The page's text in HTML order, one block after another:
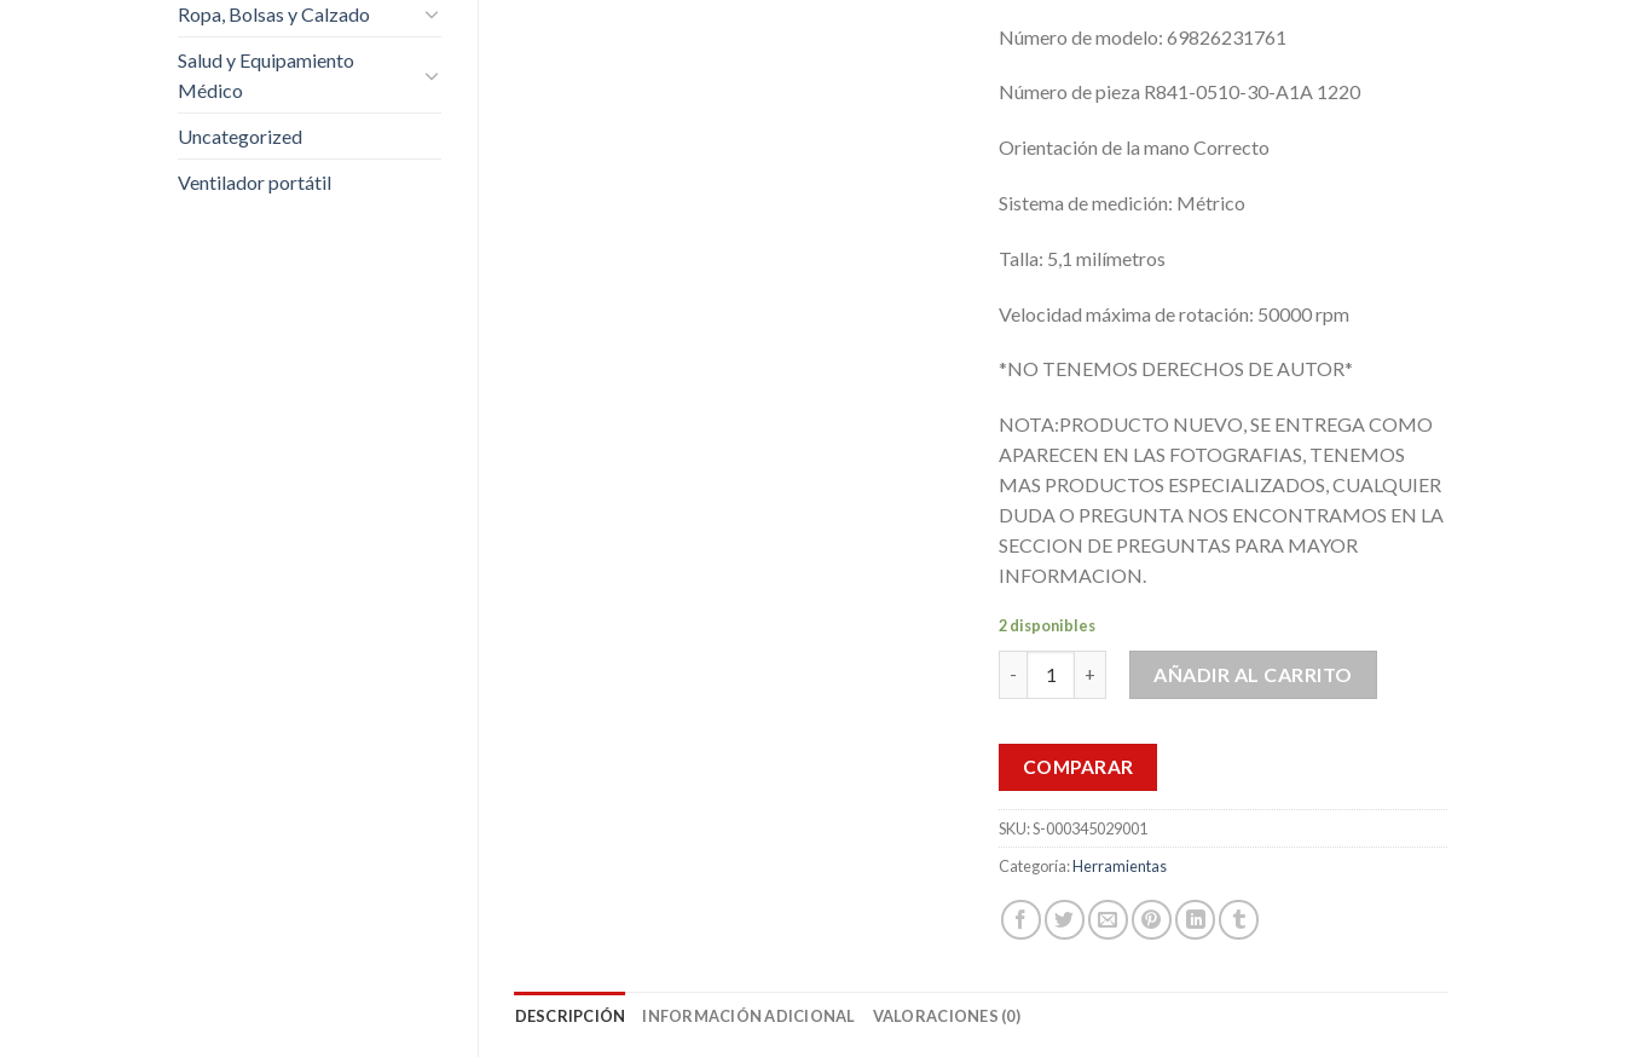
Ropa, Bolsas y Calzado
Salud y Equipamiento
Médico
Uncategorized
Ventilador portátil
Número de modelo: 69826231761
Número de pieza R841-0510-30-A1A 1220
Orientación de la mano Correcto
Sistema de medición: Métrico
Talla: 5,1 milímetros
Velocidad máxima de rotación: 50000 rpm
*NO TENEMOS DERECHOS DE AUTOR*
NOTA:PRODUCTO NUEVO, SE ENTREGA COMO
APARECEN EN LAS FOTOGRAFIAS, TENEMOS
MAS PRODUCTOS ESPECIALIZADOS, CUALQUIER
DUDA O PREGUNTA NOS ENCONTRAMOS EN LA
SECCION DE PREGUNTAS PARA MAYOR
INFORMACION.
2 disponibles
Broca Sandvik Carburo R841–0510–30-a1 a1220 Drill Delta C cantidad
AÑADIR AL CARRITO
COMPARAR
SKU:S-000345029001
Categoría:Herramientas
DESCRIPCIÓN INFORMACIÓN ADICIONAL VALORACIONES (0)